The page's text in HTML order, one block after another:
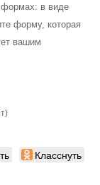
формах: в виде
форму, которая
вашим
Класснуть